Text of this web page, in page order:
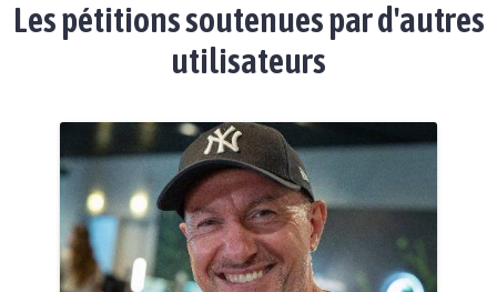
Les pétitions soutenues par d'autres
utilisateurs